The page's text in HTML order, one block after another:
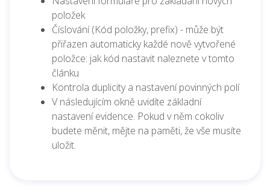
položek
Číslování (Kód položky, prefix) - může být
přiřazen automaticky každé nově vytvořené
položce: jak kód nastavit naleznete v tomto
článku
Kontrola duplicity a nastavení povinných polí
V následujícím okně uvidíte základní
nastavení evidence. Pokud v něm cokoliv
budete měnit, mějte na paměti, že vše musíte
uložit.